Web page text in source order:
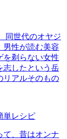
同世代のオヤジ
男性が読む美容
を剃らない女性
志したという岳
リアルそのもの
単レシピ
て、昔はオンナ